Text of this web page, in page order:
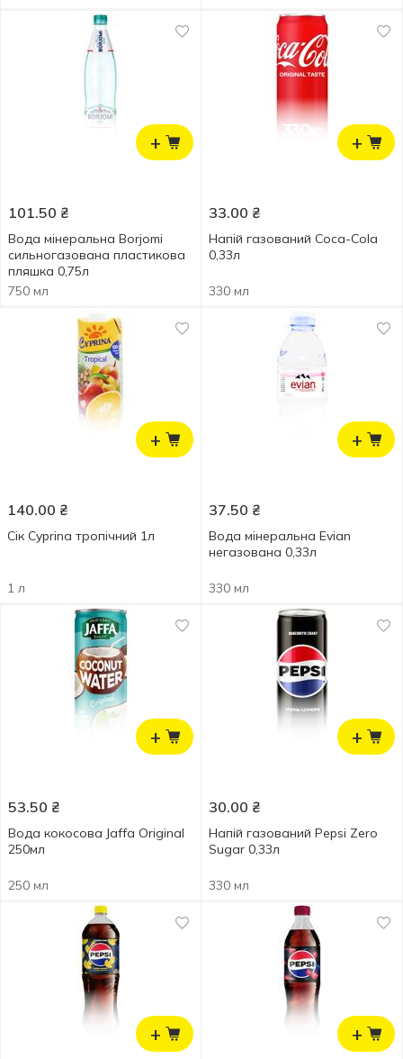
+
101.50 ₴
Вода мінеральна Borjomi
сильногазована пластикова
пляшка 0,75л
750 мл
+
33.00 ₴
Напій газований Coca-Cola
0,33л
330 мл
+
140.00 ₴
Сік Cyprina тропічний 1л
1 л
+
37.50 ₴
Вода мінеральна Evian
негазована 0,33л
330 мл
+
53.50 ₴
Вода кокосова Jaffa Original
250мл
250 мл
+
30.00 ₴
Напій газований Pepsi Zero
Sugar 0,33л
330 мл
+ +